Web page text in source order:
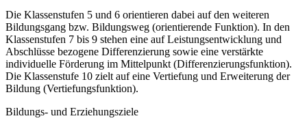
Die Klassenstufen 5 und 6 orientieren dabei auf den weiteren
Bildungsgang bzw. Bildungsweg (orientierende Funktion). In den
Klassenstufen 7 bis 9 stehen eine auf Leistungsentwicklung und
Abschlüsse bezogene Differenzierung sowie eine verstärkte
individuelle Förderung im Mittelpunkt (Differenzierungsfunktion).
Die Klassenstufe 10 zielt auf eine Vertiefung und Erweiterung der
Bildung (Vertiefungsfunktion).
Bildungs- und Erziehungsziele